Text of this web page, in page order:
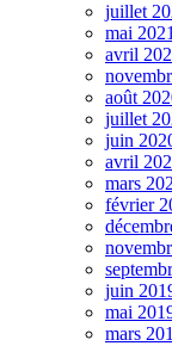
juillet
mai
avril
août
juillet
juin
avril
mars
février
juin
mai
mars